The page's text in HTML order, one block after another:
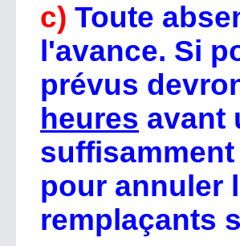
c) Toute
l'avance. Si
prévus
heures avant
pour annuler
remplaçants